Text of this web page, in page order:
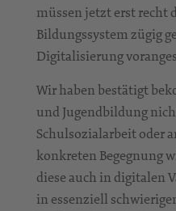
müssen jetzt erst recht
Bildungssystem zügig
Digitalisierung
Wir haben bestätigt
und Jugendbildung
Schulsozialarbeit oder
konkreten Begegnung
diese auch in digitalen
in essenziell